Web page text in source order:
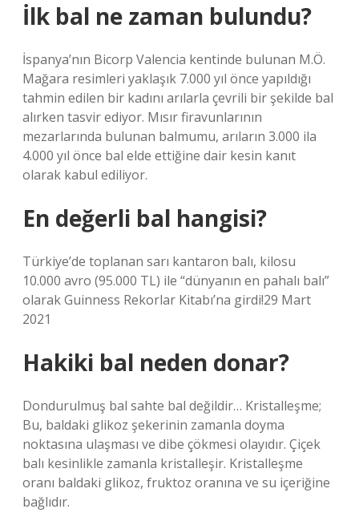
İlk bal ne zaman bulundu?
İspanya’nın Bicorp Valencia kentinde bulunan M.Ö.
Mağara resimleri yaklaşık 7.000 yıl önce yapıldığı
tahmin edilen bir kadını arılarla çevrili bir şekilde bal
alırken tasvir ediyor. Mısır firavunlarının
mezarlarında bulunan balmumu, arıların 3.000 ila
4.000 yıl önce bal elde ettiğine dair kesin kanıt
olarak kabul ediliyor.
En değerli bal hangisi?
Türkiye’de toplanan sarı kantaron balı, kilosu
10.000 avro (95.000 TL) ile “dünyanın en pahalı balı”
olarak Guinness Rekorlar Kitabı’na girdi!29 Mart
2021
Hakiki bal neden donar?
Dondurulmuş bal sahte bal değildir… Kristalleşme;
Bu, baldaki glikoz şekerinin zamanla doyma
noktasına ulaşması ve dibe çökmesi olayıdır. Çiçek
balı kesinlikle zamanla kristalleşir. Kristalleşme
oranı baldaki glikoz, fruktoz oranına ve su içeriğine
bağlıdır.